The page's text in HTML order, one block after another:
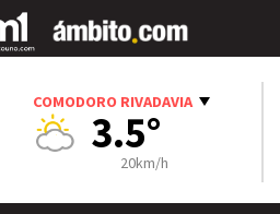
COMODORO RIVADAVIA
3.5°
20km/h